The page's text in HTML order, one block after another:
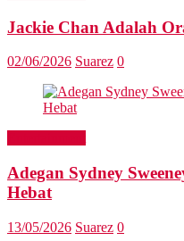
Jackie Chan Adalah
02/06/2026 Suarez 0
Adegan Sydney
Hebat
13/05/2026 Suarez 0